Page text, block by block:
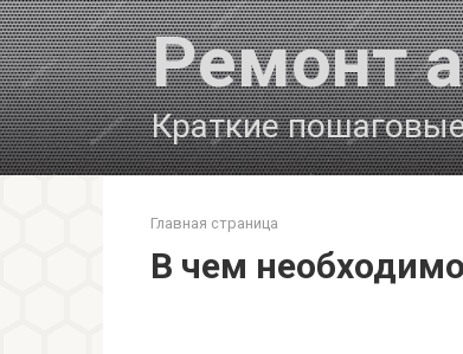
Перейти
к
контенту
Ремонт
Краткие
Главная страница
В чем